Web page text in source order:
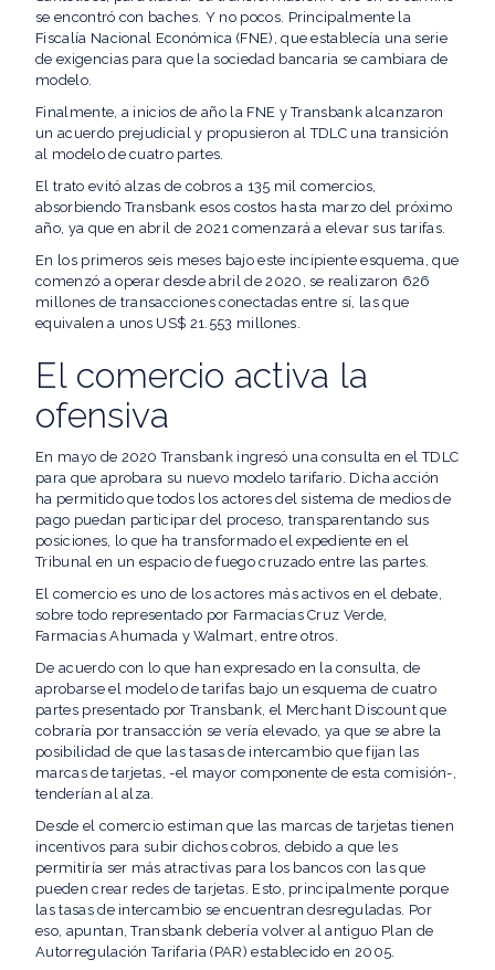
se encontró con baches. Y no pocos. Principalmente la
Fiscalía Nacional Económica (FNE), que establecía una serie
de exigencias para que la sociedad bancaria se cambiara de
modelo.
Finalmente, a inicios de año la FNE y Transbank alcanzaron
un acuerdo prejudicial y propusieron al TDLC una transición
al modelo de cuatro partes.
El trato evitó alzas de cobros a 135 mil comercios,
absorbiendo Transbank esos costos hasta marzo del próximo
año, ya que en abril de 2021 comenzará a elevar sus tarifas.
En los primeros seis meses bajo este incipiente esquema, que
comenzó a operar desde abril de 2020, se realizaron 626
millones de transacciones conectadas entre sí, las que
equivalen a unos US$ 21.553 millones.
El comercio activa la
ofensiva
En mayo de 2020 Transbank ingresó una consulta en el TDLC
para que aprobara su nuevo modelo tarifario. Dicha acción
ha permitido que todos los actores del sistema de medios de
pago puedan participar del proceso, transparentando sus
posiciones, lo que ha transformado el expediente en el
Tribunal en un espacio de fuego cruzado entre las partes.
El comercio es uno de los actores más activos en el debate,
sobre todo representado por Farmacias Cruz Verde,
Farmacias Ahumada y Walmart, entre otros.
De acuerdo con lo que han expresado en la consulta, de
aprobarse el modelo de tarifas bajo un esquema de cuatro
partes presentado por Transbank, el Merchant Discount que
cobraría por transacción se vería elevado, ya que se abre la
posibilidad de que las tasas de intercambio que fijan las
marcas de tarjetas, -el mayor componente de esta comisión-,
tenderían al alza.
Desde el comercio estiman que las marcas de tarjetas tienen
incentivos para subir dichos cobros, debido a que les
permitiría ser más atractivas para los bancos con las que
pueden crear redes de tarjetas. Esto, principalmente porque
las tasas de intercambio se encuentran desreguladas. Por
eso, apuntan, Transbank debería volver al antiguo Plan de
Autorregulación Tarifaria (PAR) establecido en 2005.